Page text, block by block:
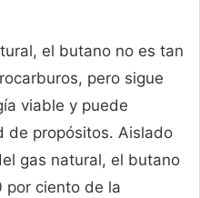
el butano no es tan
pero sigue
viable y puede
de propósitos. Aislado
gas natural, el butano
por ciento de la